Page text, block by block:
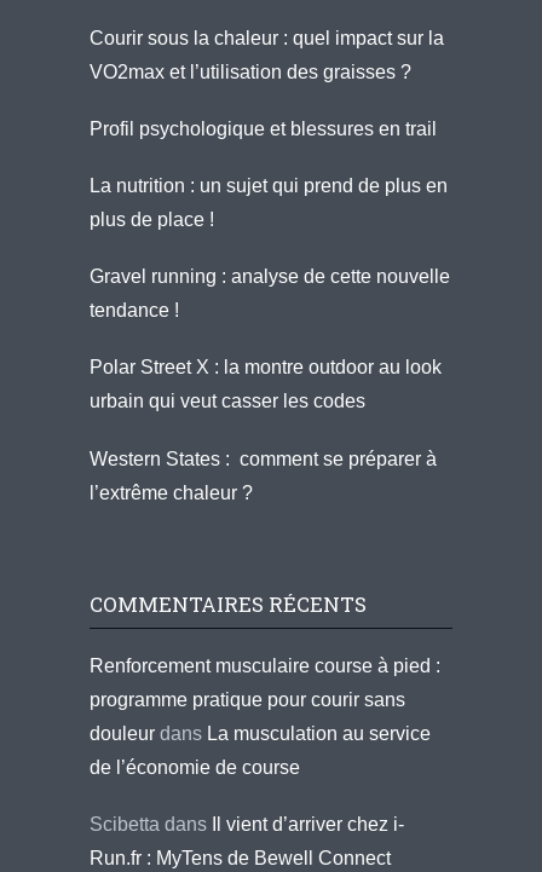
Courir sous la chaleur : quel impact sur la
VO2max et l’utilisation des graisses ?
Profil psychologique et blessures en trail
La nutrition : un sujet qui prend de plus en
plus de place !
Gravel running : analyse de cette nouvelle
tendance !
Polar Street X : la montre outdoor au look
urbain qui veut casser les codes
Western States : comment se préparer à
l’extrême chaleur ?
COMMENTAIRES RÉCENTS
Renforcement musculaire course à pied :
programme pratique pour courir sans
douleur dans La musculation au service
de l’économie de course
Scibetta dans
Il vient d’arriver chez i-
Run.fr : MyTens de Bewell Connect